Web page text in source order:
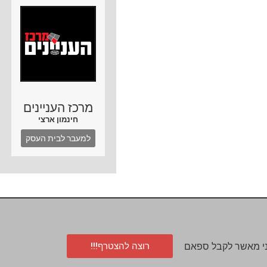
מרכז העניינים
חינמון ארצי
למעבר לבית העסק
מאשר לקבל ספאם רוצה להצטרף!!!